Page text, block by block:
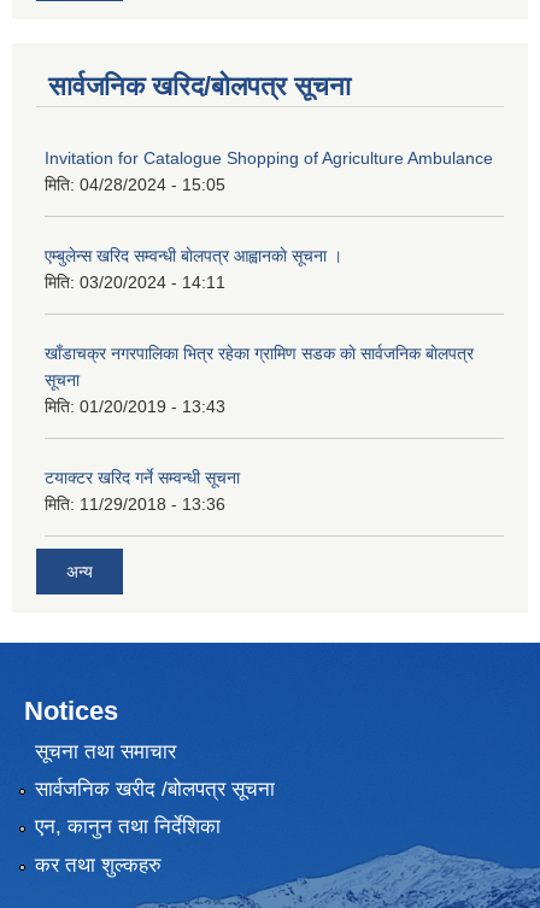
सार्वजनिक खरिद/बोलपत्र सूचना
Invitation for Catalogue Shopping of Agriculture Ambulance
मिति: 04/28/2024 - 15:05
एम्बुलेन्स खरिद सम्वन्धी बाेलपत्र आह्वानकाे सूचना ।
मिति: 03/20/2024 - 14:11
खाँडाचक्र नगरपालिका भित्र रहेका ग्रामिण सडक काे सार्वजनिक बाेलपत्र
सूचना
मिति: 01/20/2019 - 13:43
टयाक्टर खरिद गर्ने सम्वन्धी सूचना
मिति: 11/29/2018 - 13:36
अन्य
Notices
सूचना तथा समाचार
सार्वजनिक खरीद /बोलपत्र सूचना
एन, कानुन तथा निर्देशिका
कर तथा शुल्कहरु